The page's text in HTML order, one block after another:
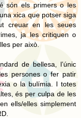
són els primers o les
xica que potser siga
creuar en les seues
ja les critiquen o
per això.
de bellesa, l’únic
persones o fer patir
o la bulímia. I totes
és per culpa de les
ells/elles simplement